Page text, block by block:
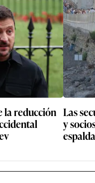
la reducción Las
y